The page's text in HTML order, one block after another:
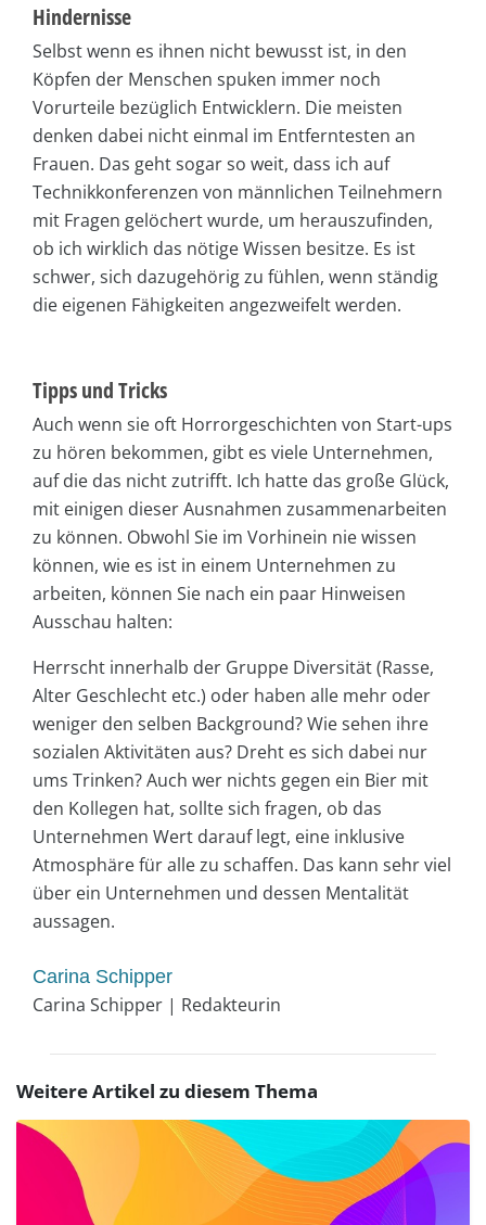
Hindernisse
Selbst wenn es ihnen nicht bewusst ist, in den
Köpfen der Menschen spuken immer noch
Vorurteile bezüglich Entwicklern. Die meisten
denken dabei nicht einmal im Entferntesten an
Frauen. Das geht sogar so weit, dass ich auf
Technikkonferenzen von männlichen Teilnehmern
mit Fragen gelöchert wurde, um herauszufinden,
ob ich wirklich das nötige Wissen besitze. Es ist
schwer, sich dazugehörig zu fühlen, wenn ständig
die eigenen Fähigkeiten angezweifelt werden.
Tipps und Tricks
Auch wenn sie oft Horrorgeschichten von Start-ups
zu hören bekommen, gibt es viele Unternehmen,
auf die das nicht zutrifft. Ich hatte das große Glück,
mit einigen dieser Ausnahmen zusammenarbeiten
zu können. Obwohl Sie im Vorhinein nie wissen
können, wie es ist in einem Unternehmen zu
arbeiten, können Sie nach ein paar Hinweisen
Ausschau halten:
Herrscht innerhalb der Gruppe Diversität (Rasse,
Alter Geschlecht etc.) oder haben alle mehr oder
weniger den selben Background? Wie sehen ihre
sozialen Aktivitäten aus? Dreht es sich dabei nur
ums Trinken? Auch wer nichts gegen ein Bier mit
den Kollegen hat, sollte sich fragen, ob das
Unternehmen Wert darauf legt, eine inklusive
Atmosphäre für alle zu schaffen. Das kann sehr viel
über ein Unternehmen und dessen Mentalität
aussagen.
Carina Schipper
Carina Schipper | Redakteurin
Weitere Artikel zu diesem Thema